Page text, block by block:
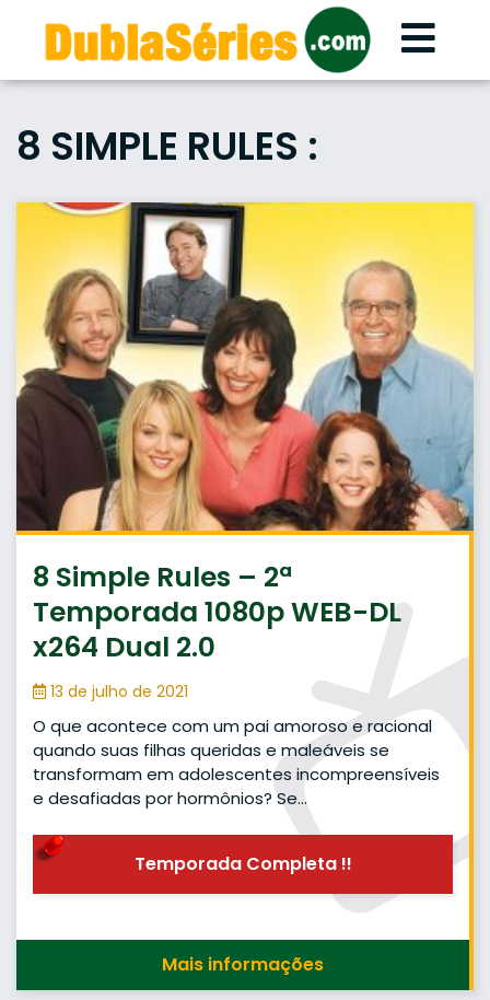
content
8 SIMPLE RULES :
8 Simple Rules – 2ª
Temporada 1080p WEB-DL
x264 Dual 2.0
13 de julho de 2021
O que acontece com um pai amoroso e racional
quando suas filhas queridas e maleáveis se
transformam em adolescentes incompreensíveis
e desafiadas por hormônios? Se…
Temporada Completa !!
Mais informações